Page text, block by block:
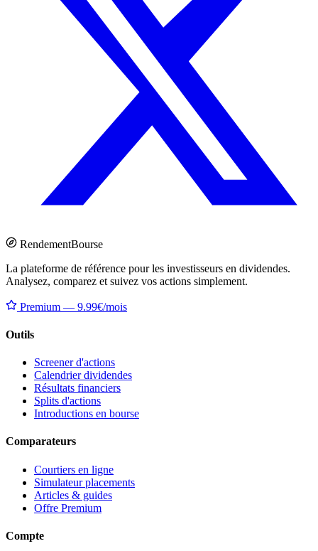
RendementBourse
La plateforme de référence pour les investisseurs en dividendes.
Analysez, comparez et suivez vos actions simplement.
Premium — 9.99€/mois
Outils
Screener d'actions
Calendrier dividendes
Résultats financiers
Splits d'actions
Introductions en bourse
Comparateurs
Courtiers en ligne
Simulateur placements
Articles & guides
Offre Premium
Compte